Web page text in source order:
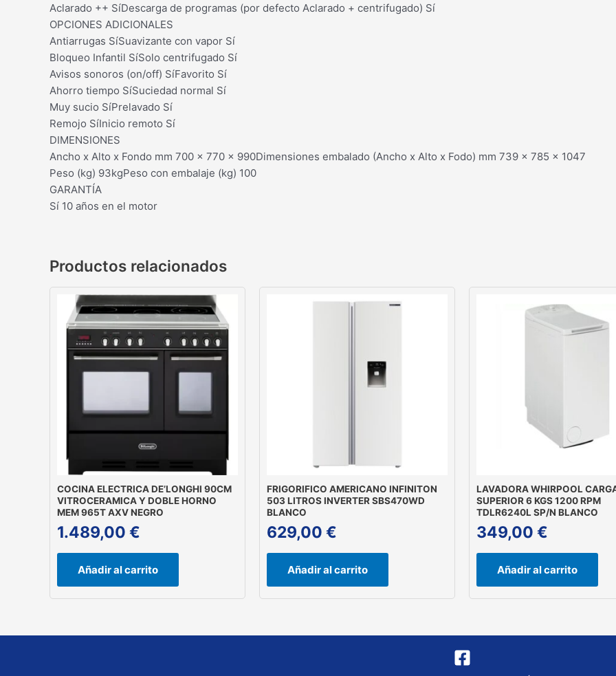
Aclarado ++ SíDescarga de programas (por defecto Aclarado + centrifugado) Sí
OPCIONES ADICIONALES
Antiarrugas SíSuavizante con vapor Sí
Bloqueo Infantil SíSolo centrifugado Sí
Avisos sonoros (on/off) SíFavorito Sí
Ahorro tiempo SíSuciedad normal Sí
Muy sucio SíPrelavado Sí
Remojo SíInicio remoto Sí
DIMENSIONES
Ancho x Alto x Fondo mm 700 x 770 x 990Dimensiones embalado (Ancho x Alto x Fodo) mm 739 x 785 x 1047
Peso (kg) 93kgPeso con embalaje (kg) 100
GARANTÍA
Sí 10 años en el motor
Productos relacionados
COCINA ELECTRICA DE’LONGHI 90CM
VITROCERAMICA Y DOBLE HORNO
MEM 965T AXV NEGRO
1.489,00 €
Añadir al carrito
FRIGORIFICO AMERICANO INFINITON
503 LITROS INVERTER SBS470WD
BLANCO
629,00 €
Añadir al carrito
LAVADORA WHIRPOOL
SUPERIOR 6 KGS 1200 RPM
TDLR6240L SP/N BLANCO
349,00 €
Añadir al carrito